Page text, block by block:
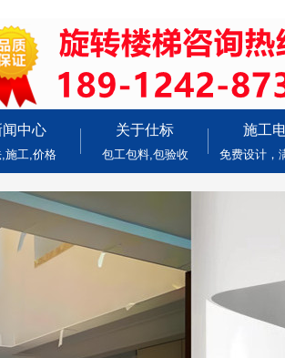
闻中心
施工,价格
关于仕标
包工包料,包验收
施工
免费设计，